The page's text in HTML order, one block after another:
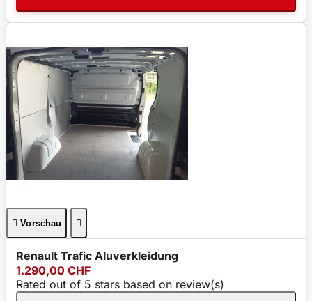
 Vorschau 
Renault Trafic Aluverkleidung
1.290,00 CHF
Rated out of 5 stars based on review(s)